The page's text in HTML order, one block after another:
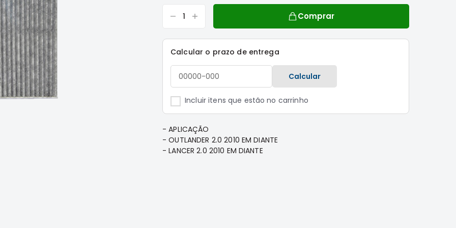
Comprar
Calcular o prazo de entrega
Calcular
Incluir itens que estão no carrinho
- APLICAÇÃO
- OUTLANDER 2.0 2010 EM DIANTE
- LANCER 2.0 2010 EM DIANTE